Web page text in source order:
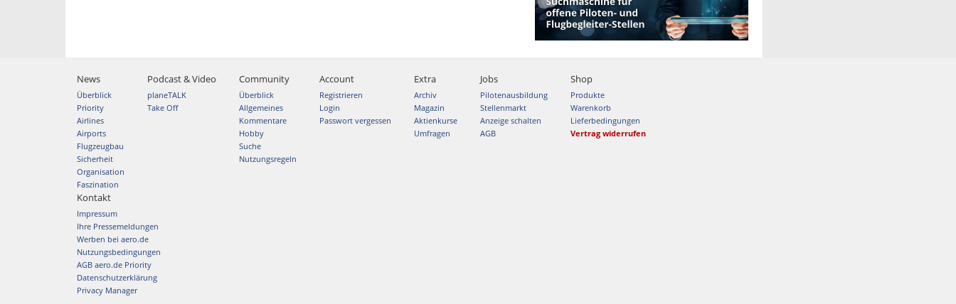
News
Überblick
Priority
Airlines
Airports
Flugzeugbau
Sicherheit
Organisation
Faszination
Podcast & Video
planeTALK
Take Off
Community
Überblick
Allgemeines
Kommentare
Hobby
Suche
Nutzungsregeln
Account
Registrieren
Login
Passwort vergessen
Extra
Archiv
Magazin
Aktienkurse
Umfragen
Jobs
Pilotenausbildung
Stellenmarkt
Anzeige schalten
AGB
Shop
Produkte
Warenkorb
Lieferbedingungen
Vertrag widerrufen
Kontakt
Impressum
Ihre Pressemeldungen
Werben bei aero.de
Nutzungsbedingungen
AGB aero.de Priority
Datenschutzerklärung
Privacy Manager